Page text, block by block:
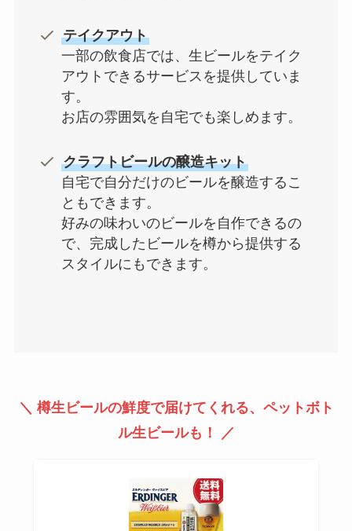
テイクアウト
一部の飲食店では、生ビールをテイク
アウトできるサービスを提供していま
す。
お店の雰囲気を自宅でも楽しめます。
クラフトビールの醸造キット
自宅で自分だけのビールを醸造するこ
ともできます。
好みの味わいのビールを自作できるの
で、完成したビールを樽から提供する
スタイルにもできます。
＼ 樽生ビールの鮮度で届けてくれる、ペットボト
ル生ビールも！ ／